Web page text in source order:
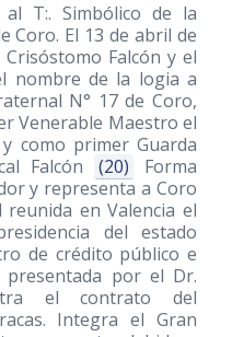
T:. Simbólico de la
Coro. El 13 de abril de
Falcón y el
nombre de la logia a
N° 17 de Coro,
Venerable Maestro el
como primer Guarda
Falcón
(20)
Forma
y representa a Coro
en Valencia el
del estado
de crédito público e
por el Dr.
el contrato del
Integra el Gran